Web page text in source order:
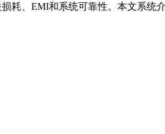
、EMI和系统可靠性。本文系统